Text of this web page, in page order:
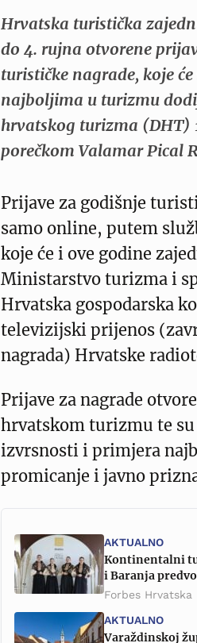
Hrvatska turistička
do 4. rujna otvorene
turističke nagrade, koje
najboljima u turizmu
hrvatskog turizma (DHT)
porečkom Valamar Pical
Prijave za godišnje
samo online, putem
koje će i ove godine
Ministarstvo turizma i
Hrvatska gospodarska
televizijski prijenos
nagrada) Hrvatske
Prijave za nagrade
hrvatskom turizmu te
izvrsnosti i primjera
promicanje i javno
AKTUALNO
Kontinentalni
i Baranja
Forbes Hrvatska
AKTUALNO
Varaždinskoj